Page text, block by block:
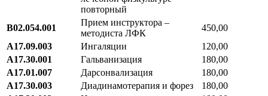
повторный
В02.054.001
Прием инструктора –
методиста ЛФК
450,00
А17.09.003
Ингаляции
120,00
А17.30.001
Гальванизация
180,00
А17.01.007
Дарсонвализация
180,00
А17.30.003
Диадинамотерапия и форез
180,00